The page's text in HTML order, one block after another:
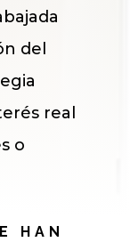
del
real
o
HAN